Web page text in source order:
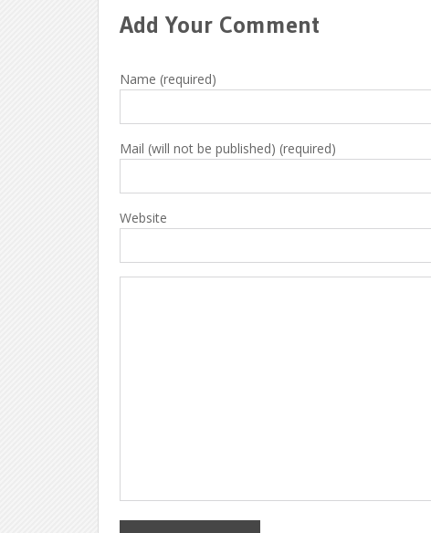
Add Your Comment
Name (required)
Mail (will not be published) (required)
Website